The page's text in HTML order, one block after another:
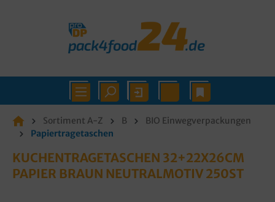
Sortiment A-Z B
BIO Einwegverpackungen
Papiertragetaschen
KUCHENTRAGETASCHEN 32+22X26CM
PAPIER BRAUN NEUTRALMOTIV 250ST